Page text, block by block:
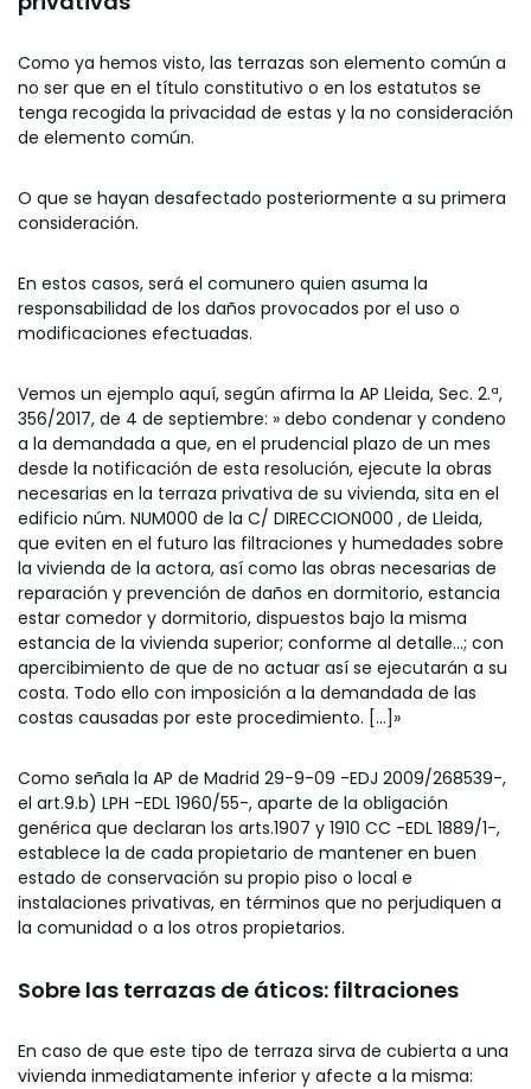
Como ya hemos visto, las terrazas son elemento común a
no ser que en el título constitutivo o en los estatutos se
tenga recogida la privacidad de estas y la no consideración
de elemento común.
O que se hayan desafectado posteriormente a su primera
consideración.
En estos casos, será el comunero quien asuma la
responsabilidad de los daños provocados por el uso o
modificaciones efectuadas.
Vemos un ejemplo aquí, según afirma la AP Lleida, Sec. 2.ª,
356/2017, de 4 de septiembre: » debo condenar y condeno
a la demandada a que, en el prudencial plazo de un mes
desde la notificación de esta resolución, ejecute la obras
necesarias en la terraza privativa de su vivienda, sita en el
edificio núm. NUM000 de la C/ DIRECCION000 , de Lleida,
que eviten en el futuro las filtraciones y humedades sobre
la vivienda de la actora, así como las obras necesarias de
reparación y prevención de daños en dormitorio, estancia
estar comedor y dormitorio, dispuestos bajo la misma
estancia de la vivienda superior; conforme al detalle…; con
apercibimiento de que de no actuar así se ejecutarán a su
costa. Todo ello con imposición a la demandada de las
costas causadas por este procedimiento. […]»
Como señala la AP de Madrid 29-9-09 -EDJ 2009/268539-,
el art.9.b) LPH -EDL 1960/55-, aparte de la obligación
genérica que declaran los arts.1907 y 1910 CC -EDL 1889/1-,
establece la de cada propietario de mantener en buen
estado de conservación su propio piso o local e
instalaciones privativas, en términos que no perjudiquen a
la comunidad o a los otros propietarios.
Sobre las terrazas de áticos: filtraciones
En caso de que este tipo de terraza sirva de cubierta a una
vivienda inmediatamente inferior y afecte a la misma: